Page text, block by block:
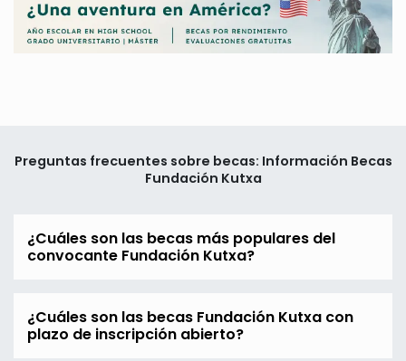
Preguntas frecuentes sobre becas: Información Becas
Fundación Kutxa
¿Cuáles son las becas más populares del
convocante Fundación Kutxa?
¿Cuáles son las becas Fundación Kutxa con
plazo de inscripción abierto?